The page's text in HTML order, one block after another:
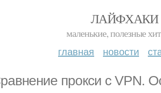
ЛАЙФХАКИ
маленькие, полезные
главная новости
прокси с VPN.